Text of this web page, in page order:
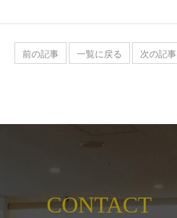
前の記事 一覧に戻る 次の記事
CONTACT